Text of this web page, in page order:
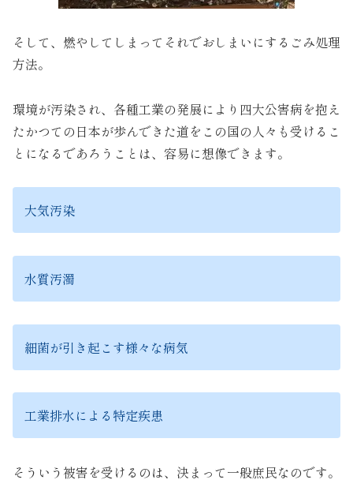
そして、燃やしてしまってそれでおしまいにするごみ処理
方法。
環境が汚染され、各種工業の発展により四大公害病を抱え
たかつての日本が歩んできた道をこの国の人々も受けるこ
とになるであろうことは、容易に想像できます。
大気汚染
水質汚濁
細菌が引き起こす様々な病気
工業排水による特定疾患
そういう被害を受けるのは、決まって一般庶民なのです。